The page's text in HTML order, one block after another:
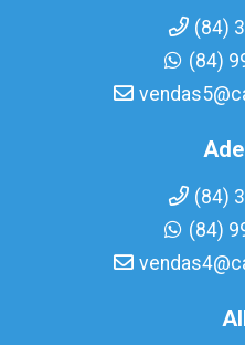
(84)
(84)
(84)
(84)